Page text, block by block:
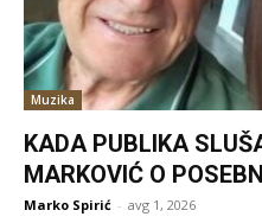
Muzika
KADA PUBLIKA
MARKOVIĆ O
Marko Spirić - avg 1, 2026